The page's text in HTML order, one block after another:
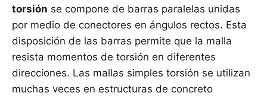
torsión se compone de barras paralelas unidas
por medio de conectores en ángulos rectos. Esta
disposición de las barras permite que la malla
resista momentos de torsión en diferentes
direcciones. Las mallas simples torsión se utilizan
muchas veces en estructuras de concreto